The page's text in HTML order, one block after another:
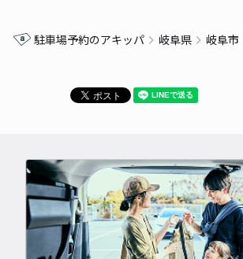
駐車場予約のアキッパ 岐阜県 岐阜市